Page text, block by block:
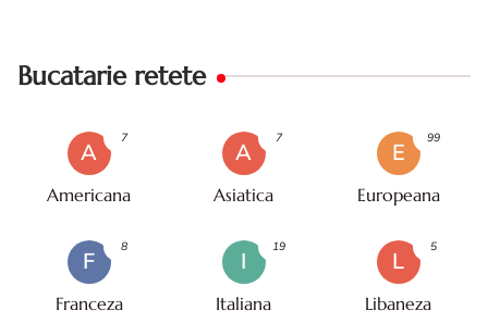
Bucatarie retete
A
Americana
7
A
Asiatica
7
E
Europeana
99
F
Franceza
8
I
Italiana
19
L
Libaneza
5